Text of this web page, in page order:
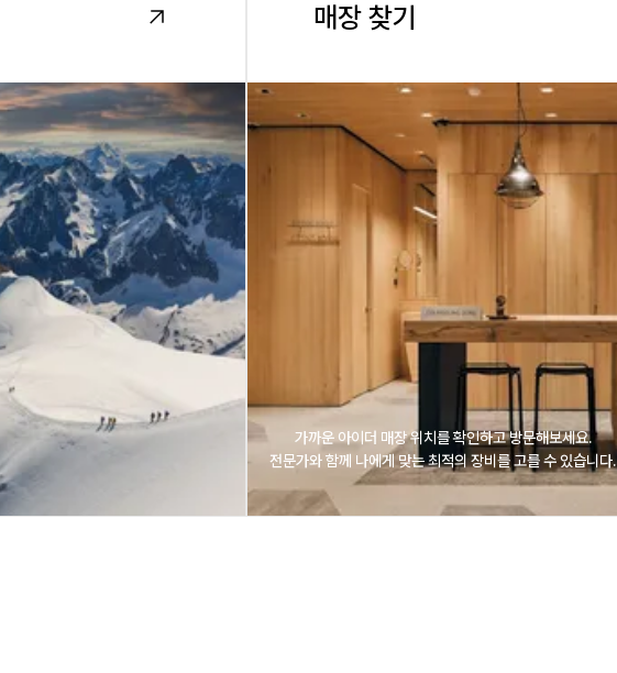
매장 찾기
가까운 아이더 매장 위치를 확인하고 방문해보세요.
전문가와 함께 나에게 맞는 최적의 장비를 고를 수 있습니다.